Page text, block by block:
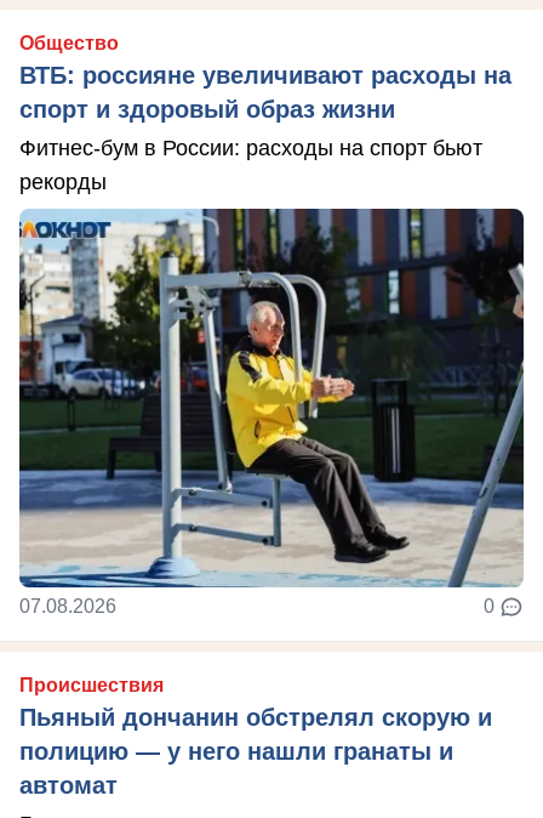
Общество
ВТБ: россияне увеличивают расходы на
спорт и здоровый образ жизни
Фитнес-бум в России: расходы на спорт бьют
рекорды
07.08.2026 0
Происшествия
Пьяный дончанин обстрелял скорую и
полицию — у него нашли гранаты и
автомат